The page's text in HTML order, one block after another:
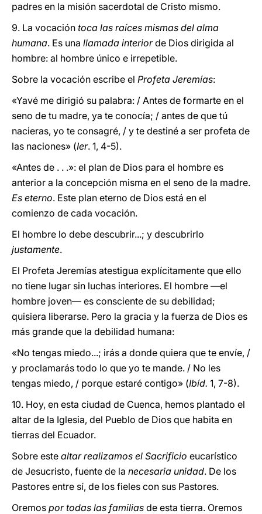
padres en la misión sacerdotal de Cristo mismo.
9. La vocación toca las raíces mismas del alma
humana. Es una llamada interiorde Dios dirigida al
hombre: al hombre único e irrepetible.
Sobre la vocación escribe el Profeta Jeremías:
«Yavé me dirigió su palabra: / Antes de formarte en el
seno de tu madre, ya te conocía; / antes de que tú
nacieras, yo te consagré, / y te destiné a ser profeta de
las naciones» (Ier. 1, 4-5).
«Antes de . . .»: el plan de Dios para el hombre es
anterior a la concepción misma en el seno de la madre.
Es eterno. Este plan eterno de Dios está en el
comienzo de cada vocación.
El hombre lo debe descubrir...; y descubrirlo
justamente.
El Profeta Jeremías atestigua explícitamente que ello
no tiene lugar sin luchas interiores. El hombre —el
hombre joven— es consciente de su debilidad;
quisiera liberarse. Pero la gracia y la fuerza de Dios es
más grande que la debilidad humana:
«No tengas miedo...; irás a donde quiera que te envíe, /
y proclamarás todo lo que yo te mande. / No les
tengas miedo, / porque estaré contigo» (Ibíd. 1, 7-8).
10. Hoy, en esta ciudad de Cuenca, hemos plantado el
altar de la Iglesia, del Pueblo de Dios que habita en
tierras del Ecuador.
Sobre este altar realizamos el Sacrificio eucarístico
de Jesucristo, fuente de la necesaria unidad. De los
Pastores entre sí, de los fieles con sus Pastores.
Oremos por todas las familias de esta tierra. Oremos